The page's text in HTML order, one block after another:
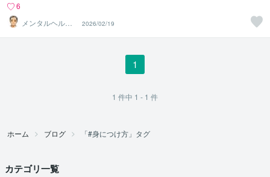
6
メンタルヘルス
のお手伝い✨よ
うすけ
2026/02/19
1
1 件中 1 - 1 件
ホーム ブログ 「#身につけ方」タグ
カテゴリ一覧